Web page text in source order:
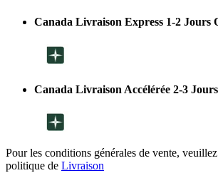
Canada Livraison Express 1-2 Jours
Canada Livraison Accélérée 2-3
Pour les conditions générales de vente,
politique de Livraison